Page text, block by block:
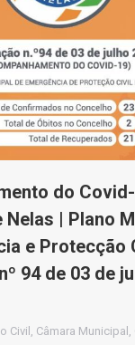
do
Nelas | Plano
e Protecção
94 de 03 de
Civil Câmara Municipal